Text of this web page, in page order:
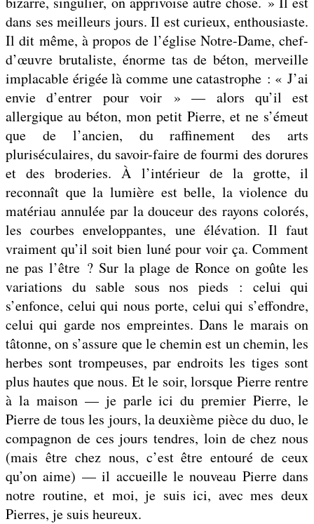
dans ses meilleurs jours. Il est curieux, enthousiaste.
Il dit même, à propos de l’église Notre-Dame, chef-
d’œuvre brutaliste, énorme tas de béton, merveille
implacable érigée là comme une catastrophe : « J’ai
envie d’entrer pour voir » — alors qu’il est
allergique au béton, mon petit Pierre, et ne s’émeut
que de l’ancien, du raffinement des arts
pluriséculaires, du savoir-faire de fourmi des dorures
et des broderies. À l’intérieur de la grotte, il
reconnaît que la lumière est belle, la violence du
matériau annulée par la douceur des rayons colorés,
les courbes enveloppantes, une élévation. Il faut
vraiment qu’il soit bien luné pour voir ça. Comment
ne pas l’être ? Sur la plage de Ronce on goûte les
variations du sable sous nos pieds : celui qui
s’enfonce, celui qui nous porte, celui qui s’effondre,
celui qui garde nos empreintes. Dans le marais on
tâtonne, on s’assure que le chemin est un chemin, les
herbes sont trompeuses, par endroits les tiges sont
plus hautes que nous. Et le soir, lorsque Pierre rentre
à la maison — je parle ici du premier Pierre, le
Pierre de tous les jours, la deuxième pièce du duo, le
compagnon de ces jours tendres, loin de chez nous
(mais être chez nous, c’est être entouré de ceux
qu’on aime) — il accueille le nouveau Pierre dans
notre routine, et moi, je suis ici, avec mes deux
Pierres, je suis heureux.